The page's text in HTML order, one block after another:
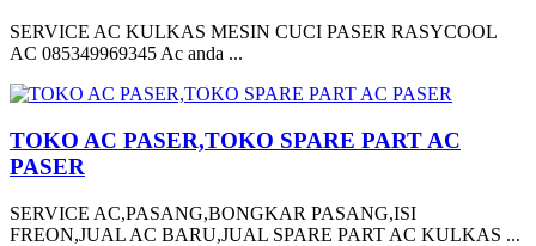
SERVICE AC KULKAS MESIN CUCI PASER RASYCOOL
AC 085349969345 Ac anda ...
TOKO AC PASER,TOKO SPARE PART AC
PASER
SERVICE AC,PASANG,BONGKAR PASANG,ISI
FREON,JUAL AC BARU,JUAL SPARE PART AC KULKAS ...